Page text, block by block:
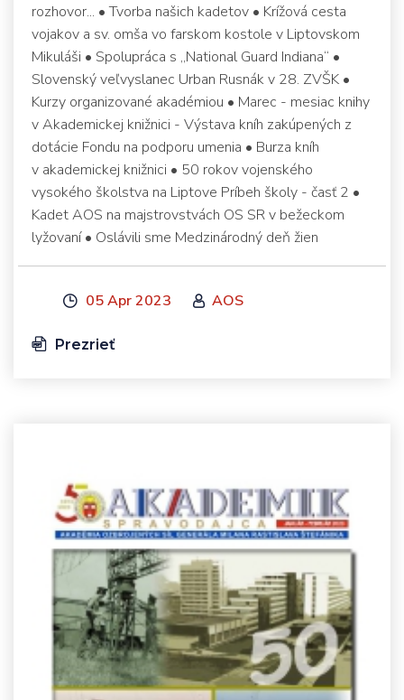
rozhovor... • Tvorba našich kadetov • Krížová cesta
vojakov a sv. omša vo farskom kostole v Liptovskom
Mikuláši • Spolupráca s „National Guard Indiana“ •
Slovenský veľvyslanec Urban Rusnák v 28. ZVŠK •
Kurzy organizované akadémiou • Marec - mesiac knihy
v Akademickej knižnici - Výstava kníh zakúpených z
dotácie Fondu na podporu umenia • Burza kníh
v akademickej knižnici • 50 rokov vojenského
vysokého školstva na Liptove Príbeh školy - časť 2 •
Kadet AOS na majstrovstvách OS SR v bežeckom
lyžovaní • Oslávili sme Medzinárodný deň žien
05 Apr 2023 AOS
Prezrieť